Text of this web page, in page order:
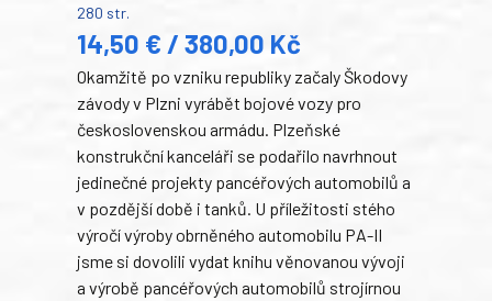
280 str.
14,50 € / 380,00 Kč
Okamžitě po vzniku republiky začaly Škodovy
závody v Plzni vyrábět bojové vozy pro
československou armádu. Plzeňské
konstrukční kanceláři se podařilo navrhnout
jedinečné projekty pancéřových automobilů a
v pozdější době i tanků. U příležitosti stého
výročí výroby obrněného automobilu PA-II
jsme si dovolili vydat knihu věnovanou vývoji
a výrobě pancéřových automobilů strojírnou